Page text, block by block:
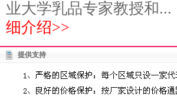
业大学乳品专家教授和...
细介绍>>
提供支持